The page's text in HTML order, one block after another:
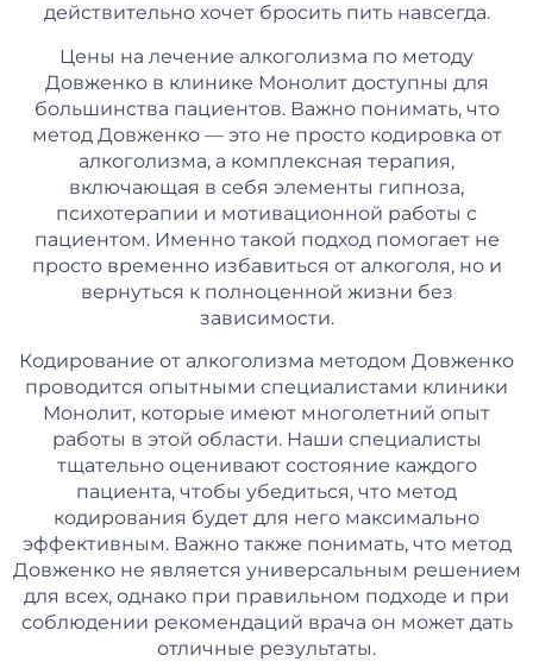
действительно хочет бросить пить навсегда.
Цены на лечение алкоголизма по методу
Довженко в клинике Монолит доступны для
большинства пациентов. Важно понимать, что
метод Довженко — это не просто кодировка от
алкоголизма, а комплексная терапия,
включающая в себя элементы гипноза,
психотерапии и мотивационной работы с
пациентом. Именно такой подход помогает не
просто временно избавиться от алкоголя, но и
вернуться к полноценной жизни без
зависимости.
Кодирование от алкоголизма методом Довженко
проводится опытными специалистами клиники
Монолит, которые имеют многолетний опыт
работы в этой области. Наши специалисты
тщательно оценивают состояние каждого
пациента, чтобы убедиться, что метод
кодирования будет для него максимально
эффективным. Важно также понимать, что метод
Довженко не является универсальным решением
для всех, однако при правильном подходе и при
соблюдении рекомендаций врача он может дать
отличные результаты.